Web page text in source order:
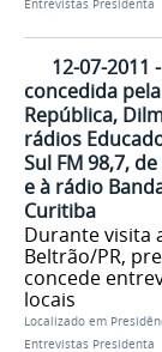
Entrevistas Presidenta
12-07-2011
concedida
República,
rádios
Sul FM 98,7,
e à rádio
Curitiba
Durante visita
Beltrão/PR,
concede
locais
Localizado em
Entrevistas Presidenta